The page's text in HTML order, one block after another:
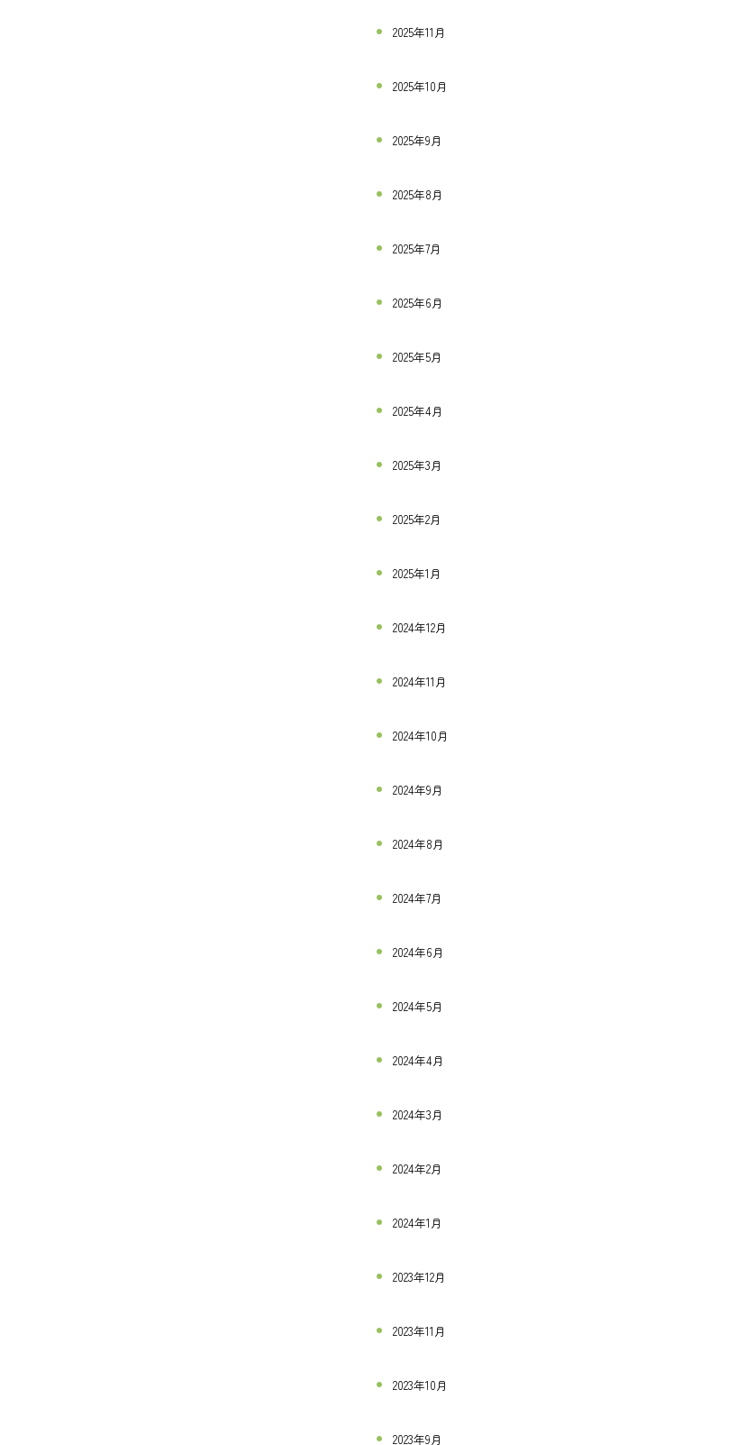
2025年11月
2025年10月
2025年9月
2025年8月
2025年7月
2025年6月
2025年5月
2025年4月
2025年3月
2025年2月
2025年1月
2024年12月
2024年11月
2024年10月
2024年9月
2024年8月
2024年7月
2024年6月
2024年5月
2024年4月
2024年3月
2024年2月
2024年1月
2023年12月
2023年11月
2023年10月
2023年9月